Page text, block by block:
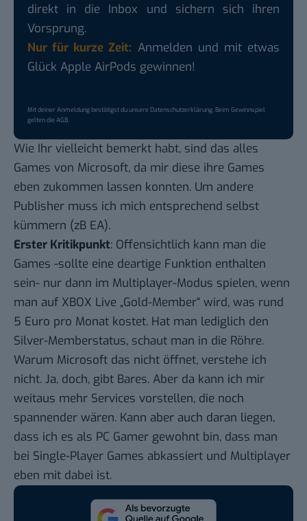
direkt in die Inbox und sichern sich ihren
Vorsprung.
Nur für kurze Zeit: Anmelden und mit etwas
Glück Apple AirPods gewinnen!
Mit deiner Anmeldung bestätigst du unsereDatenschutzerklärung. Beim Gewinnspiel
gelten dieAGB.
Wie Ihr vielleicht bemerkt habt, sind das alles
Games von Microsoft, da mir diese ihre Games
eben zukommen lassen konnten. Um andere
Publisher muss ich mich entsprechend selbst
kümmern (zB EA).
Erster Kritikpunkt: Offensichtlich kann man die
Games -sollte eine deartige Funktion enthalten
sein- nur dann im Multiplayer-Modus spielen, wenn
man auf XBOX Live „Gold-Member“ wird, was rund
5 Euro pro Monat kostet. Hat man lediglich den
Silver-Memberstatus, schaut man in die Röhre.
Warum Microsoft das nicht öffnet, verstehe ich
nicht. Ja, doch, gibt Bares. Aber da kann ich mir
weitaus mehr Services vorstellen, die noch
spannender wären. Kann aber auch daran liegen,
dass ich es als PC Gamer gewohnt bin, dass man
bei Single-Player Games abkassiert und Multiplayer
eben mit dabei ist.